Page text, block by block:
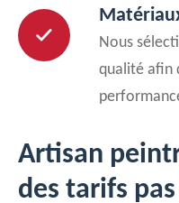
Nous
qualité afin
Artisan
des tarifs